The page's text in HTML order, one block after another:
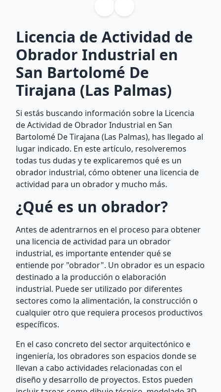
Licencia de Actividad de
Obrador Industrial en
San Bartolomé De
Tirajana (Las Palmas)
Si estás buscando información sobre la Licencia
de Actividad de Obrador Industrial en San
Bartolomé De Tirajana (Las Palmas), has llegado al
lugar indicado. En este artículo, resolveremos
todas tus dudas y te explicaremos qué es un
obrador industrial, cómo obtener una licencia de
actividad para un obrador y mucho más.
¿Qué es un obrador?
Antes de adentrarnos en el proceso para obtener
una licencia de actividad para un obrador
industrial, es importante entender qué se
entiende por "obrador". Un obrador es un espacio
destinado a la producción o elaboración
industrial. Puede ser utilizado por diferentes
sectores como la alimentación, la construcción o
cualquier otro que requiera procesos productivos
específicos.
En el caso concreto del sector arquitectónico e
ingeniería, los obradores son espacios donde se
llevan a cabo actividades relacionadas con el
diseño y desarrollo de proyectos. Estos pueden